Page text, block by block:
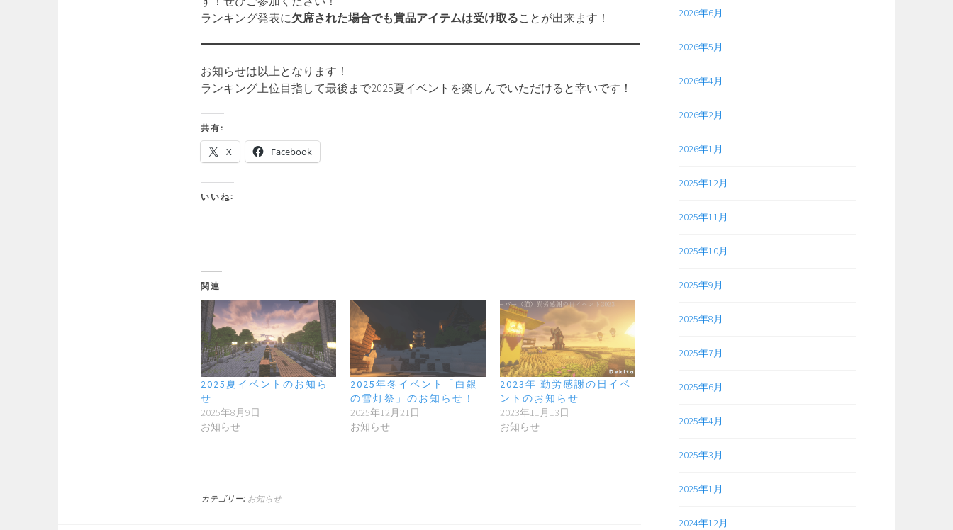
ランキング発表に欠席された場合でも賞品アイテムは受け取ることが出来ます！
お知らせは以上となります！
ランキング上位目指して最後まで2025夏イベントを楽しんでいただけると幸いです！
共有:
X Facebook
いいね:
関連
2025夏イベントのお知ら
せ
2025年8月9日
お知らせ
2025年冬イベント「白銀
の雪灯祭」のお知らせ！
2025年12月21日
お知らせ
2023年 勤労感謝の日イベ
ントのお知らせ
2023年11月13日
お知らせ
カテゴリー: お知らせ
2026年6月
2026年5月
2026年4月
2026年2月
2026年1月
2025年12月
2025年11月
2025年10月
2025年9月
2025年8月
2025年7月
2025年6月
2025年4月
2025年3月
2025年1月
2024年12月